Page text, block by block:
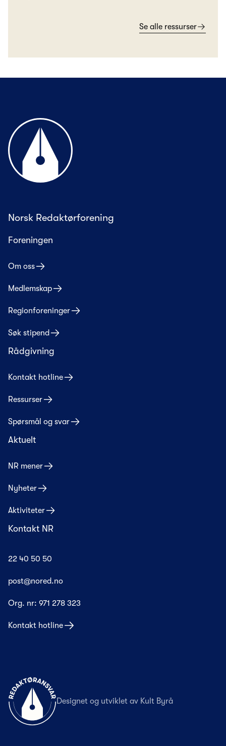
Se alle ressurser
Til forsiden
Norsk Redaktørforening
Foreningen
Om oss
Medlemskap
Regionforeninger
Søk stipend
Rådgivning
Kontakt hotline
Ressurser
Spørsmål og svar
Aktuelt
NR mener
Nyheter
Aktiviteter
Kontakt NR
22 40 50 50
post@nored.no
Org. nr: 971 278 323
Kontakt hotline
Til forsiden
Designet og utviklet av Kult Byrå